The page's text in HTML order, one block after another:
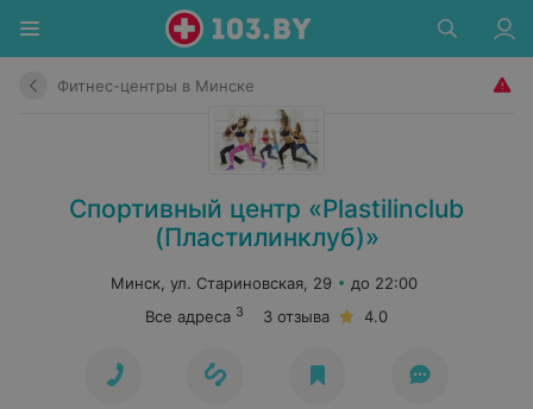
Фитнес-центры в Минске
Спортивный центр «Plastilinclub
(Пластилинклуб)»
Минск, ул. Стариновская, 29
до 22:00
Все адреса 3 3 отзыва 4.0